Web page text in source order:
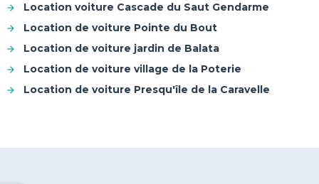
Location voiture Cascade du Saut Gendarme
Location de voiture Pointe du Bout
Location de voiture jardin de Balata
Location de voiture village de la Poterie
Location de voiture Presqu'île de la Caravelle